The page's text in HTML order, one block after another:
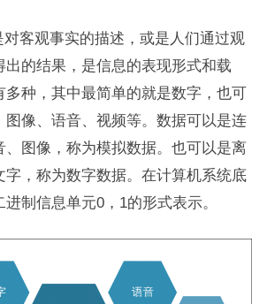
客观事实的描述，或是人们通过观
出的结果，是信息的表现形式和载
多种，其中最简单的就是数字，也可
图像、语音、视频等。数据可以是连
、图像，称为模拟数据。也可以是离
字，称为数字数据。在计算机系统底
制信息单元0，1的形式表示。